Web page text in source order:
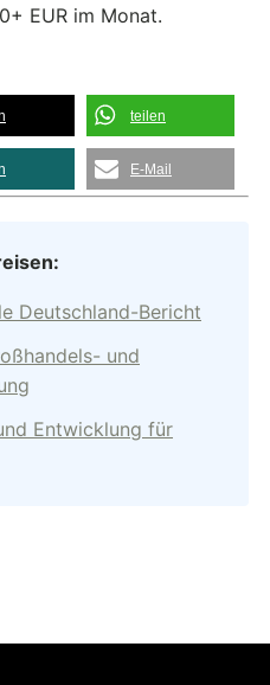
EUR im Monat.
teilen
E-Mail
Deutschland-Bericht
und
Entwicklung für